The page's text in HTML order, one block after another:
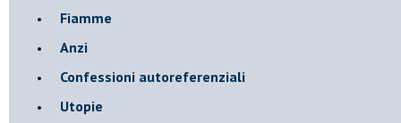
Fiamme
Anzi
Confessioni autoreferenziali
Utopie